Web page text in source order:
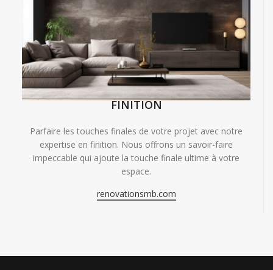
FINITION
Parfaire les touches finales de votre projet avec notre
expertise en finition. Nous offrons un savoir-faire
impeccable qui ajoute la touche finale ultime à votre
espace.
renovationsmb.com